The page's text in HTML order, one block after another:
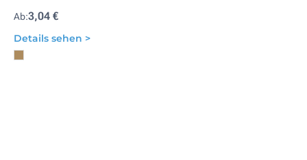
Ab:3,04 €
Details sehen >